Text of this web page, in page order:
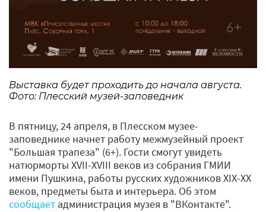
Выставка будет проходить до начала августа.
Фото: Плесский музей-заповедник
В пятницу, 24 апреля, в Плесском музее-
заповеднике начнет работу межмузейный проект
"Большая трапеза" (6+). Гости смогут увидеть
натюрморты XVII-XVIII веков из собрания ГМИИ
имени Пушкина, работы русских художников XIX-XX
веков, предметы быта и интерьера. Об этом
сообщает администрация музея в "ВКонтакте".